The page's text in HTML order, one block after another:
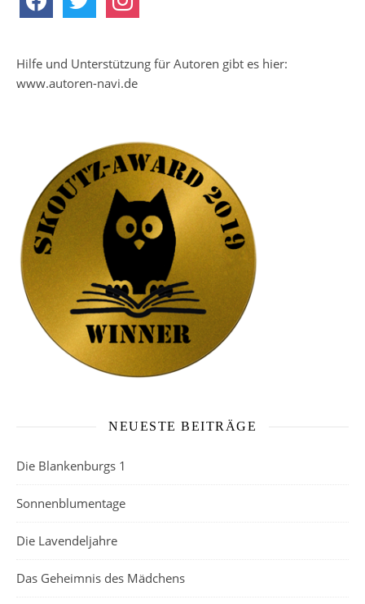
Hilfe und Unterstützung für Autoren gibt es hier:
www.autoren-navi.de
NEUESTE BEITRÄGE
Die Blankenburgs 1
Sonnenblumentage
Die Lavendeljahre
Das Geheimnis des Mädchens